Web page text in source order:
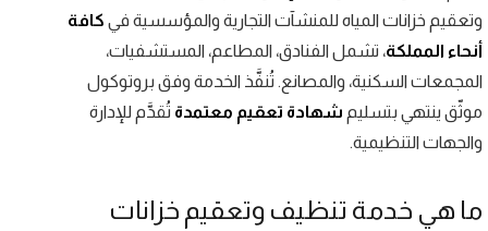
وتعقيم خزانات المياه للمنشآت التجارية والمؤسسية في كافة
أنحاء المملكة، تشمل الفنادق، المطاعم، المستشفيات،
المجمعات السكنية، والمصانع. تُنفَّذ الخدمة وفق بروتوكول
موثّق ينتهي بتسليم شهادة تعقيم معتمدة تُقدَّم للإدارة
والجهات التنظيمية.
ما هي خدمة تنظيف وتعقيم خزانات